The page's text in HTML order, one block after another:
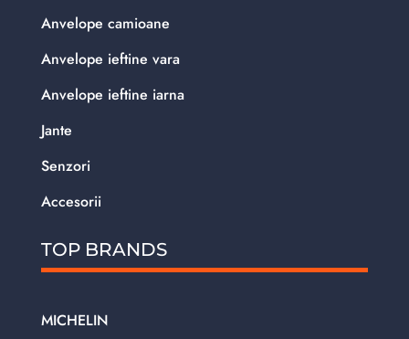
Anvelope camioane
Anvelope ieftine vara
Anvelope ieftine iarna
Jante
Senzori
Accesorii
TOP BRANDS
MICHELIN